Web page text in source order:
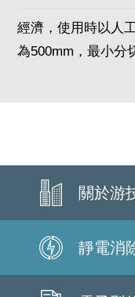
經濟，使用時以人
為500mm，最小分
關於游
靜電消